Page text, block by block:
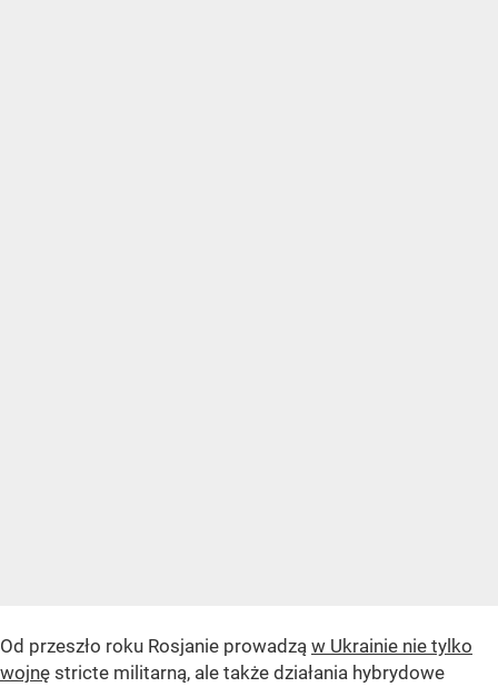
Od przeszło roku Rosjanie prowadzą w Ukrainie nie tylko
wojnę stricte militarną, ale także działania hybrydowe